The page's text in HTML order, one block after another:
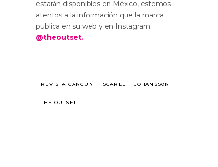
estarán disponibles en México, estemos
atentos a la información que la marca
publica en su web y en Instagram:
@theoutset.
REVISTA CANCUN SCARLETT JOHANSSON
THE OUTSET